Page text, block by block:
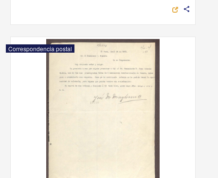
share
Correspondencia postal